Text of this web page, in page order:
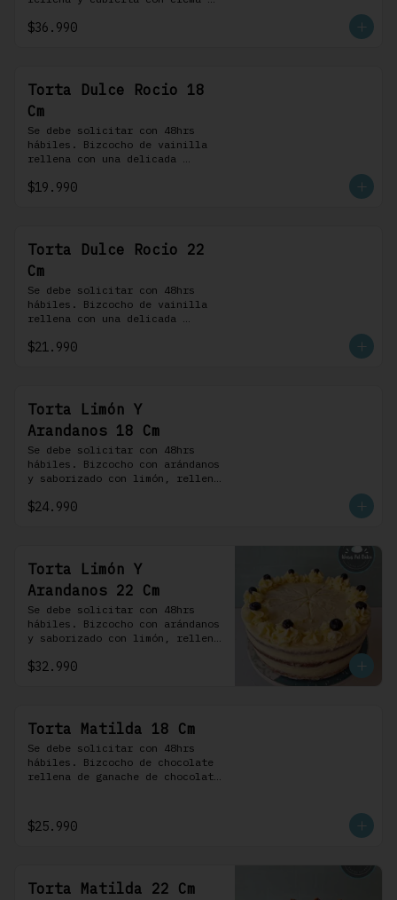
profiteroles.
$36.990
Torta Dulce Rocio 18
Cm
Se debe solicitar con 48hrs
hábiles. Bizcocho de vainilla
rellena con una delicada
de leche cubierta con nuestra
$19.990
Torta Dulce Rocio 22
Cm
Se debe solicitar con 48hrs
hábiles. Bizcocho de vainilla
rellena con una delicada
de leche cubierta con nuestra
$21.990
Torta Limón Y
Arandanos 18 Cm
Se debe solicitar con 48hrs
hábiles. Bizcocho con arándanos
y saborizado con limón, rellena
rojos y cubierta con un
$24.990
Torta Limón Y
Arandanos 22 Cm
Se debe solicitar con 48hrs
hábiles. Bizcocho con arándanos
y saborizado con limón, rellena
rojos y cubierta con un
$32.990
Torta Matilda 18 Cm
Se debe solicitar con 48hrs
hábiles. Bizcocho de chocolate
rellena de ganache de chocolate
chocolate.
$25.990
Torta Matilda 22 Cm